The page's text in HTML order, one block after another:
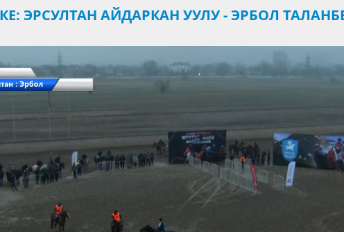
ЭРСУЛТАН АЙДАРКАН УУЛУ - ЭРБОЛ